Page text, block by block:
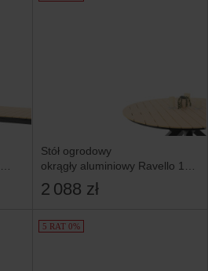
Stół ogrodowy
okrągły aluminiowy Ravello 150
cm beżowy
2 088 zł
5 RAT 0%